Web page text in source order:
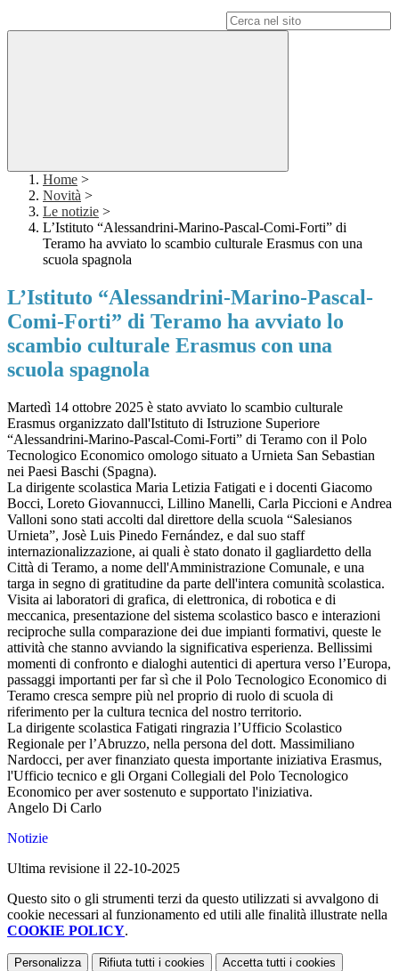
Home >
Novità >
Le notizie >
L’Istituto “Alessandrini-Marino-Pascal-Comi-Forti” di
Teramo ha avviato lo scambio culturale Erasmus con una
scuola spagnola
L’Istituto “Alessandrini-Marino-Pascal-
Comi-Forti” di Teramo ha avviato lo
scambio culturale Erasmus con una
scuola spagnola
Martedì 14 ottobre 2025 è stato avviato lo scambio culturale
Erasmus organizzato dall'Istituto di Istruzione Superiore
“Alessandrini-Marino-Pascal-Comi-Forti” di Teramo con il Polo
Tecnologico Economico omologo situato a Urnieta San Sebastian
nei Paesi Baschi (Spagna).
La dirigente scolastica Maria Letizia Fatigati e i docenti Giacomo
Bocci, Loreto Giovannucci, Lillino Manelli, Carla Piccioni e Andrea
Valloni sono stati accolti dal direttore della scuola “Salesianos
Urnieta”, Josè Luis Pinedo Fernández, e dal suo staff
internazionalizzazione, ai quali è stato donato il gagliardetto della
Città di Teramo, a nome dell'Amministrazione Comunale, e una
targa in segno di gratitudine da parte dell'intera comunità scolastica.
Visita ai laboratori di grafica, di elettronica, di robotica e di
meccanica, presentazione del sistema scolastico basco e interazioni
reciproche sulla comparazione dei due impianti formativi, queste le
attività che stanno avviando la significativa esperienza. Bellissimi
momenti di confronto e dialoghi autentici di apertura verso l’Europa,
passaggi importanti per far sì che il Polo Tecnologico Economico di
Teramo cresca sempre più nel proprio di ruolo di scuola di
riferimento per la cultura tecnica del nostro territorio.
La dirigente scolastica Fatigati ringrazia l’Ufficio Scolastico
Regionale per l’Abruzzo, nella persona del dott. Massimiliano
Nardocci, per aver finanziato questa importante iniziativa Erasmus,
l'Ufficio tecnico e gli Organi Collegiali del Polo Tecnologico
Economico per aver sostenuto e supportato l'iniziativa.
Angelo Di Carlo
Notizie
Ultima revisione il 22-10-2025
Questo sito o gli strumenti terzi da questo utilizzati si avvalgono di
cookie necessari al funzionamento ed utili alle finalità illustrate nella
COOKIE POLICY.
Personalizza Rifiuta tutti i cookies Accetta tutti i cookies